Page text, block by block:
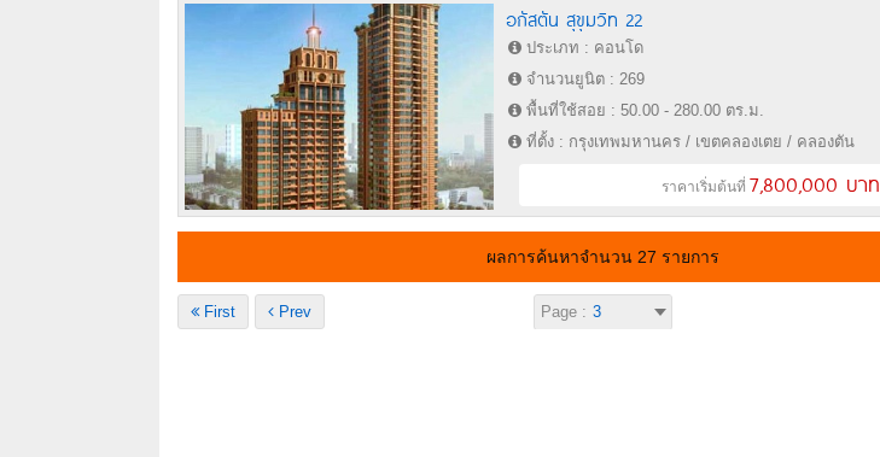
อกัสตัน สุขุมวิท 22
ประเภท : คอนโด
จำนวนยูนิต : 269
พื้นที่ใช้สอย : 50.00 - 280.00 ตร.ม.
ที่ตั้ง : กรุงเทพมหานคร / เขตคลองเตย / คลองตัน
ราคาเริ่มต้นที่ 7,800,000 บาท
ผลการค้นหาจำนวน 27 รายการ
First Prev Page :